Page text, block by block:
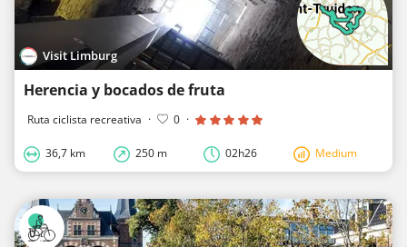
Visit Limburg
Herencia y bocados de fruta
Ruta ciclista recreativa · 0 ·
36,7 km 250 m 02h26 Medium